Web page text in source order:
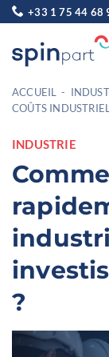
+33 1 75 44 68
ACCUEIL -
COÛTS
INDUSTRIE
?